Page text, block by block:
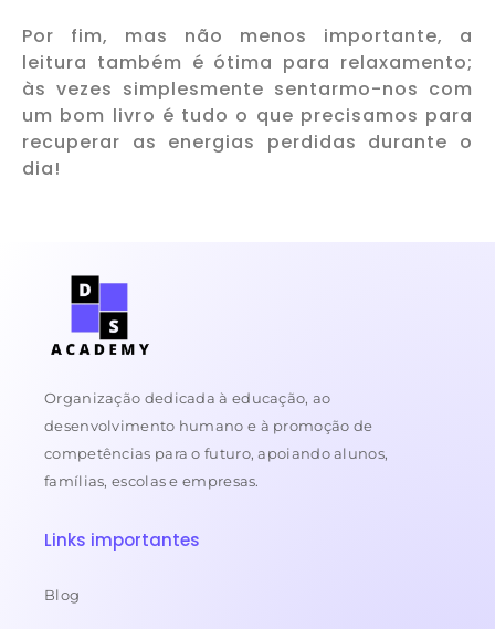
Por fim, mas não menos importante, a
leitura também é ótima para relaxamento;
às vezes simplesmente sentarmo-nos com
um bom livro é tudo o que precisamos para
recuperar as energias perdidas durante o
dia!
Organização dedicada à educação, ao
desenvolvimento humano e à promoção de
competências para o futuro, apoiando alunos,
famílias, escolas e empresas.
Links importantes
Blog